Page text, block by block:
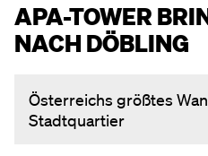
APA-TOWER
NACH DÖBLING
Österreichs größtes
Stadtquartier